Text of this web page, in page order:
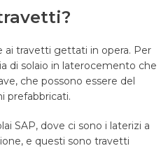
ai travetti gettati in opera. Per
di solaio in laterocemento che
che possono essere del
prefabbricati.
SAP, dove ci sono i laterizi a
e questi sono travetti